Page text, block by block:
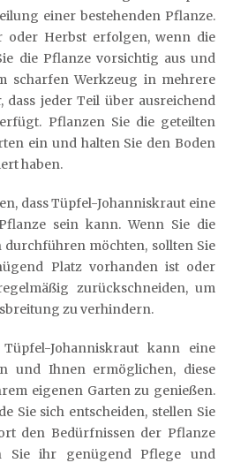
einer bestehenden Pflanze.
oder Herbst erfolgen, wenn die
die Pflanze vorsichtig aus und
scharfen Werkzeug in mehrere
dass jeder Teil über ausreichend
Pflanzen Sie die geteilten
ein und halten Sie den Boden
haben.
dass Tüpfel-Johanniskraut eine
sein kann. Wenn Sie die
möchten, sollten Sie
Platz vorhanden ist oder
zurückschneiden, um
zu verhindern.
Johanniskraut kann eine
und Ihnen ermöglichen, diese
eigenen Garten zu genießen.
Sie sich entscheiden, stellen Sie
den Bedürfnissen der Pflanze
Sie ihr genügend Pflege und